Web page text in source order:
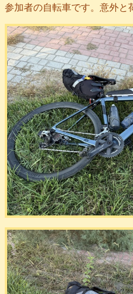
参加者の自転車です。意外と